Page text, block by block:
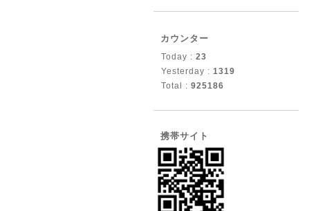
カウンター
Today : 23
Yesterday : 1319
Total : 925186
携帯サイト